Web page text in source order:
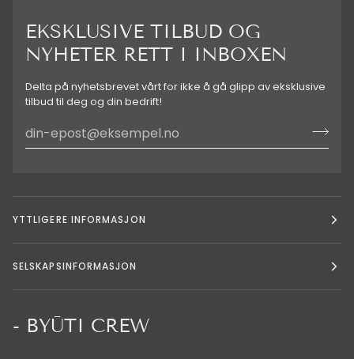
EKSKLUSIVE TILBUD OG
NYHETER RETT I INBOXEN
Delta på nyhetsbrevet vårt for ikke å gå glipp av eksklusive
tilbud til deg og din bedrift!
YTTLIGERE INFORMASJON
SELSKAPSINFORMASJON
- BYŪTI CREW